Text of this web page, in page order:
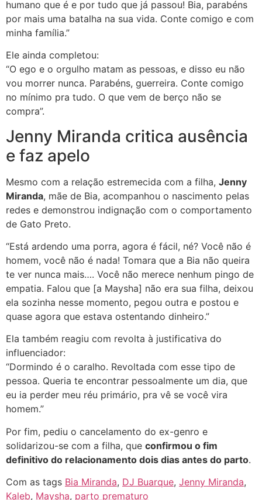
humano que é e por tudo que já passou! Bia, parabéns
por mais uma batalha na sua vida. Conte comigo e com
minha família.”
Ele ainda completou:
“O ego e o orgulho matam as pessoas, e disso eu não
vou morrer nunca. Parabéns, guerreira. Conte comigo
no mínimo pra tudo. O que vem de berço não se
compra”.
Jenny Miranda critica ausência
e faz apelo
Mesmo com a relação estremecida com a filha, Jenny
Miranda, mãe de Bia, acompanhou o nascimento pelas
redes e demonstrou indignação com o comportamento
de Gato Preto.
“Está ardendo uma porra, agora é fácil, né? Você não é
homem, você não é nada! Tomara que a Bia não queira
te ver nunca mais…. Você não merece nenhum pingo de
empatia. Falou que [a Maysha] não era sua filha, deixou
ela sozinha nesse momento, pegou outra e postou e
quase agora que estava ostentando dinheiro.”
Ela também reagiu com revolta à justificativa do
influenciador:
“Dormindo é o caralho. Revoltada com esse tipo de
pessoa. Queria te encontrar pessoalmente um dia, que
eu ia perder meu réu primário, pra vê se você vira
homem.”
Por fim, pediu o cancelamento do ex-genro e
solidarizou-se com a filha, que confirmou o fim
definitivo do relacionamento dois dias antes do parto.
Com as tags Bia Miranda, DJ Buarque, Jenny Miranda,
Kaleb, Maysha, parto prematuro